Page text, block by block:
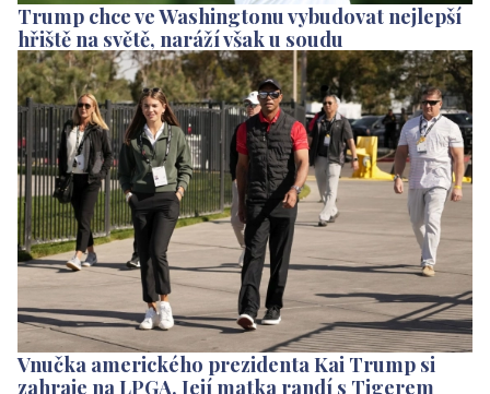
Trump chce ve Washingtonu vybudovat nejlepší
hřiště na světě, naráží však u soudu
Vnučka amerického prezidenta Kai Trump si
zahraje na LPGA. Její matka randí s Tigerem